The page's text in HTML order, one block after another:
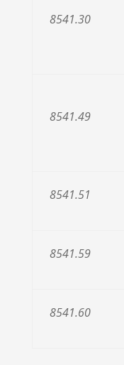
8541.30
8541.49
8541.51
8541.59
8541.60